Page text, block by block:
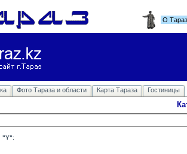
О
Фото Тараза и области Карта Тараза Гостиницы
"Y";